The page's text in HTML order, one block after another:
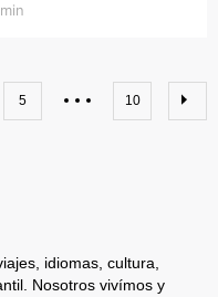
min
5 10
idiomas, cultura,
Nosotros vivímos y